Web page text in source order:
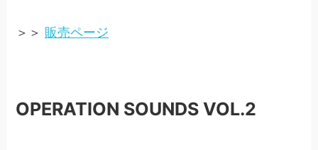
＞＞ 販売ページ
OPERATION SOUNDS VOL.2